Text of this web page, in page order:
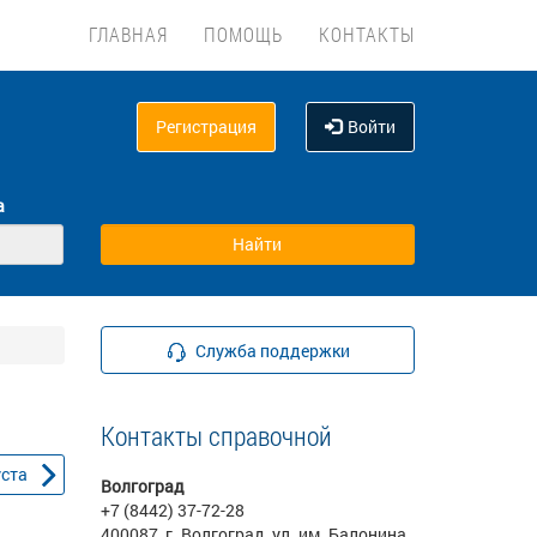
ГЛАВНАЯ ПОМОЩЬ КОНТАКТЫ
Регистрация Войти
Служба поддержки
Контакты справочной
Волгоград
+7 (8442) 37-72-28